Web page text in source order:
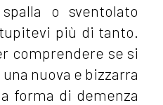
o sventolato
più di tanto.
comprendere se si
nuova e bizzarra
forma di demenza